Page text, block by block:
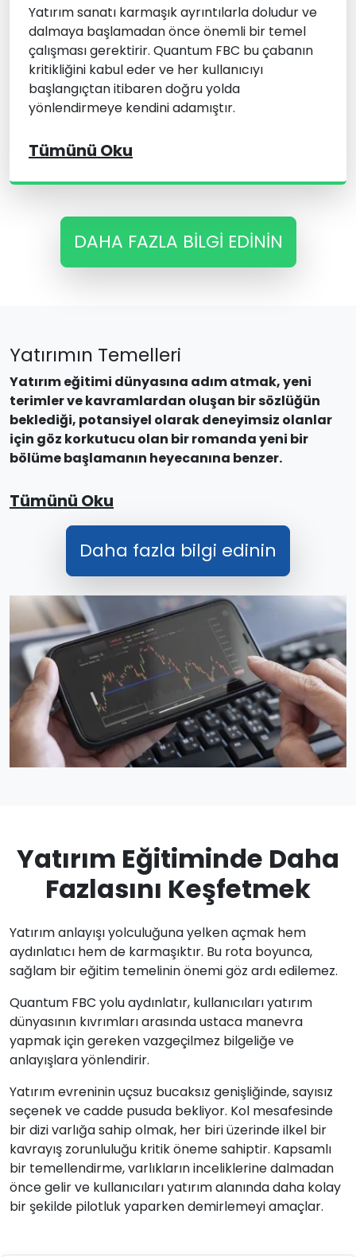
Yatırım sanatı karmaşık ayrıntılarla doludur ve
dalmaya başlamadan önce önemli bir temel
çalışması gerektirir. Quantum FBC bu çabanın
kritikliğini kabul eder ve her kullanıcıyı
başlangıçtan itibaren doğru yolda
yönlendirmeye kendini adamıştır.
Tümünü Oku
DAHA FAZLA BILGI EDININ
Yatırımın Temelleri
Yatırım eğitimi dünyasına adım atmak, yeni
terimler ve kavramlardan oluşan bir sözlüğün
beklediği, potansiyel olarak deneyimsiz olanlar
için göz korkutucu olan bir romanda yeni bir
bölüme başlamanın heyecanına benzer.
Tümünü Oku
Daha fazla bilgi edinin
Yatırım Eğitiminde Daha
Fazlasını Keşfetmek
Yatırım anlayışı yolculuğuna yelken açmak hem
aydınlatıcı hem de karmaşıktır. Bu rota boyunca,
sağlam bir eğitim temelinin önemi göz ardı edilemez.
Quantum FBC yolu aydınlatır, kullanıcıları yatırım
dünyasının kıvrımları arasında ustaca manevra
yapmak için gereken vazgeçilmez bilgeliğe ve
anlayışlara yönlendirir.
Yatırım evreninin uçsuz bucaksız genişliğinde, sayısız
seçenek ve cadde pusuda bekliyor. Kol mesafesinde
bir dizi varlığa sahip olmak, her biri üzerinde ilkel bir
kavrayış zorunluluğu kritik öneme sahiptir. Kapsamlı
bir temellendirme, varlıkların inceliklerine dalmadan
önce gelir ve kullanıcıları yatırım alanında daha kolay
bir şekilde pilotluk yaparken demirlemeyi amaçlar.